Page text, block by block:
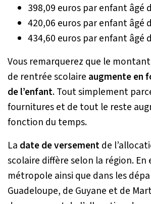
398,09 euros par enfant âgé
420,06 euros par enfant âgé
434,60 euros par enfant âgé
Vous remarquerez que le
de rentrée scolaire augmente en
de l’enfant. Tout simplement
fournitures et de tout le reste
fonction du temps.
La date de versementde
scolaire diffère selon la région. En
métropole ainsi que dans les
Guadeloupe, de Guyane et de